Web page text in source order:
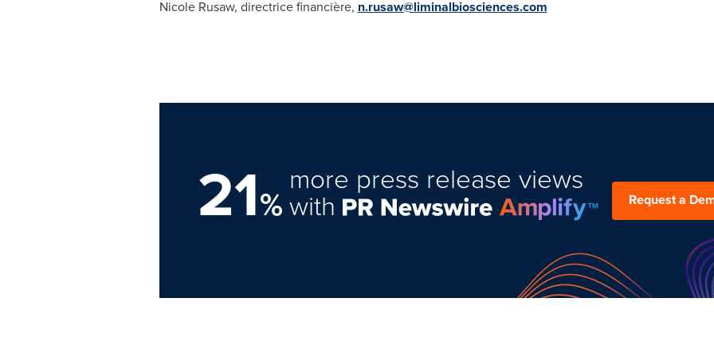
Nicole Rusaw, directrice financière, n.rusaw@liminalbiosciences.com
21%
more press release views
with Request a